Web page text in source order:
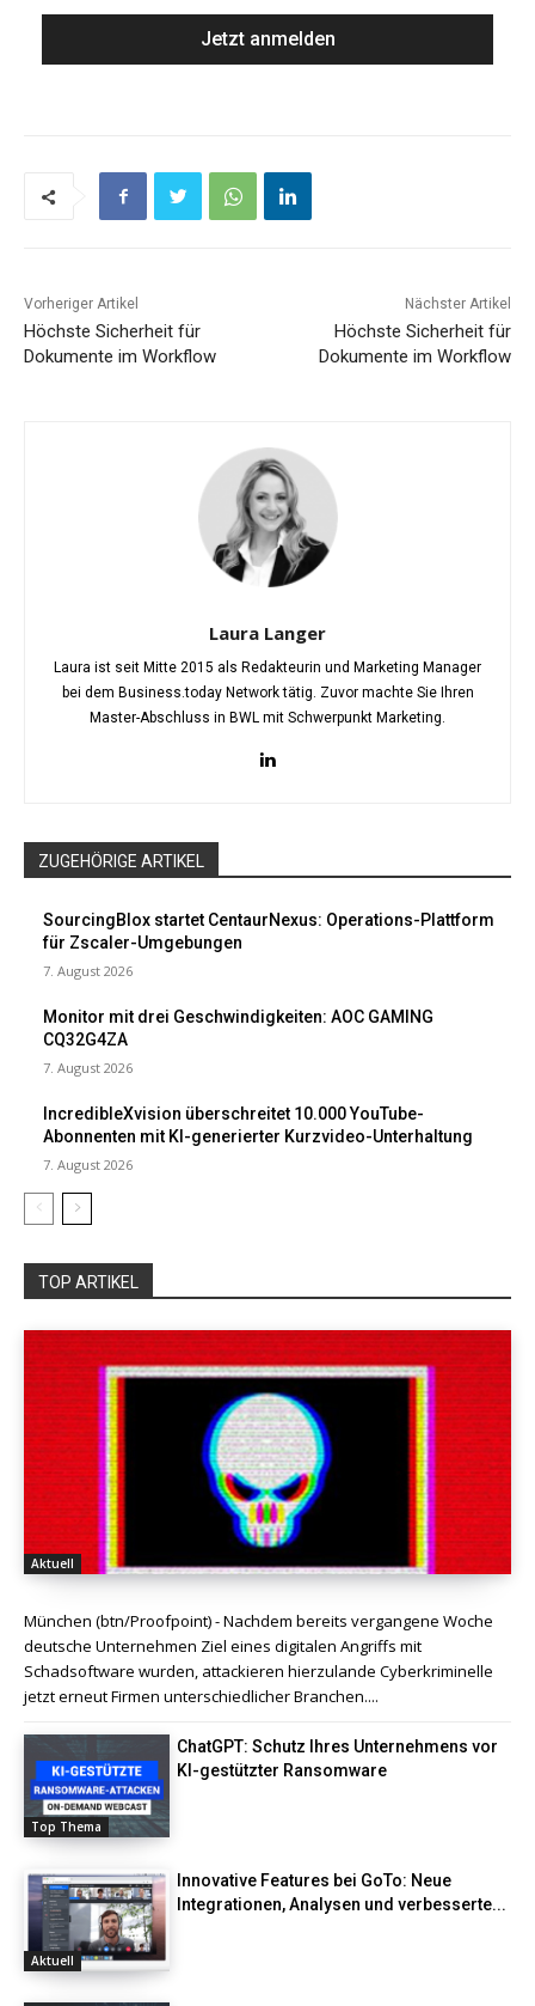
Vorheriger Artikel
Höchste Sicherheit für
Dokumente im Workflow
Nächster Artikel
Höchste Sicherheit für
Dokumente im Workflow
Laura Langer
Laura ist seit Mitte 2015 als Redakteurin und Marketing Manager
bei dem Business.today Network tätig. Zuvor machte Sie Ihren
Master-Abschluss in BWL mit Schwerpunkt Marketing.
ZUGEHÖRIGE ARTIKEL
SourcingBlox startet CentaurNexus: Operations-Plattform
für Zscaler-Umgebungen
7. August 2026
Monitor mit drei Geschwindigkeiten: AOC GAMING
CQ32G4ZA
7. August 2026
IncredibleXvision überschreitet 10.000 YouTube-
Abonnenten mit KI-generierter Kurzvideo-Unterhaltung
7. August 2026
TOP ARTIKEL
Aktuell
München (btn/Proofpoint) - Nachdem bereits vergangene Woche
deutsche Unternehmen Ziel eines digitalen Angriffs mit
Schadsoftware wurden, attackieren hierzulande Cyberkriminelle
jetzt erneut Firmen unterschiedlicher Branchen....
Top Thema
ChatGPT: Schutz Ihres Unternehmens vor
KI-gestützter Ransomware
Aktuell
Innovative Features bei GoTo: Neue
Integrationen, Analysen und verbesserte...